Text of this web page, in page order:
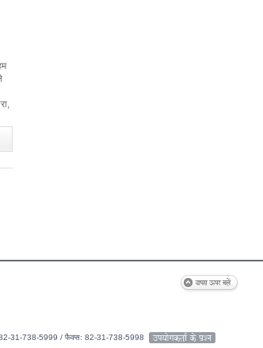
82-31-738-5999 / फैक्स: 82-31-738-5998